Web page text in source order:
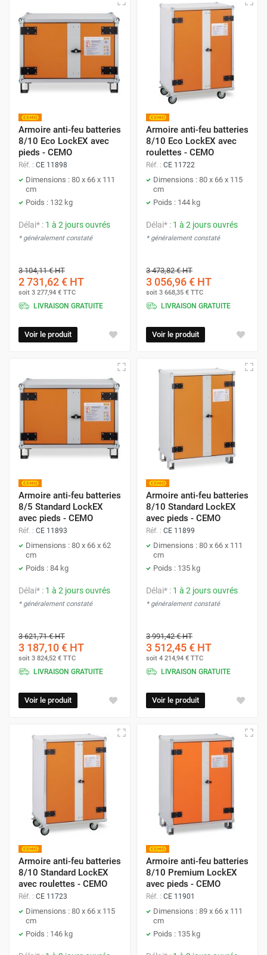
Armoire anti-feu batteries
8/10 Eco LockEX avec
pieds - CEMO
Réf. : CE 11898
Dimensions : 80 x 66 x 111
cm
Poids : 132 kg
Délai* : 1 à 2 jours ouvrés
* généralement constaté
3 104,11 €HT
2 731,62 € HT
soit 3 277,94 € TTC
LIVRAISON GRATUITE
Voir le produit
Armoire anti-feu batteries
8/10 Eco LockEX avec
roulettes - CEMO
Réf. : CE 11722
Dimensions : 80 x 66 x 115
cm
Poids : 144 kg
Délai* : 1 à 2 jours ouvrés
* généralement constaté
3 473,82 €HT
3 056,96 € HT
soit 3 668,35 € TTC
LIVRAISON GRATUITE
Voir le produit
Armoire anti-feu batteries
8/5 Standard LockEX
avec pieds - CEMO
Réf. : CE 11893
Dimensions : 80 x 66 x 62
cm
Poids : 84 kg
Délai* : 1 à 2 jours ouvrés
* généralement constaté
3 621,71 €HT
3 187,10 € HT
soit 3 824,52 € TTC
LIVRAISON GRATUITE
Voir le produit
Armoire anti-feu batteries
8/10 Standard LockEX
avec pieds - CEMO
Réf. : CE 11899
Dimensions : 80 x 66 x 111
cm
Poids : 135 kg
Délai* : 1 à 2 jours ouvrés
* généralement constaté
3 991,42 €HT
3 512,45 € HT
soit 4 214,94 € TTC
LIVRAISON GRATUITE
Voir le produit
Armoire anti-feu batteries
8/10 Standard LockEX
avec roulettes - CEMO
Réf. : CE 11723
Dimensions : 80 x 66 x 115
cm
Poids : 146 kg
Armoire anti-feu batteries
8/10 Premium LockEX
avec pieds - CEMO
Réf. : CE 11901
Dimensions : 89 x 66 x 111
cm
Poids : 135 kg